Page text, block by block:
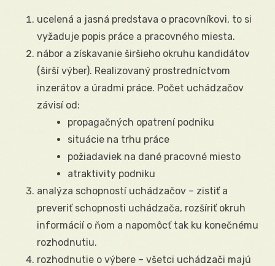
ucelená a jasná predstava o pracovníkovi, to si
vyžaduje popis práce a pracovného miesta.
nábor a získavanie širšieho okruhu kandidátov
(širší výber). Realizovaný prostredníctvom
inzerátov a úradmi práce. Počet uchádzačov
závisí od:
propagačných opatrení podniku
situácie na trhu práce
požiadaviek na dané pracovné miesto
atraktivity podniku
analýza schopností uchádzačov – zistiť a
preveriť schopnosti uchádzača, rozšíriť okruh
informácií o ňom a napomôcť tak ku konečnému
rozhodnutiu.
rozhodnutie o výbere – všetci uchádzači majú